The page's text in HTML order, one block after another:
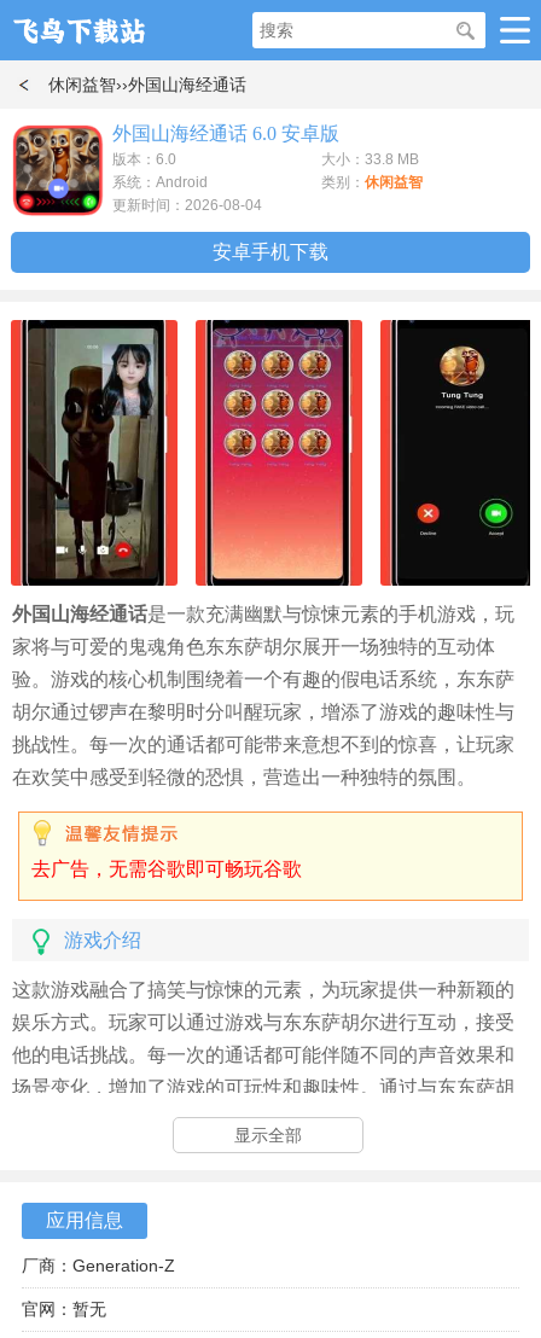
休闲益智››外国山海经通话
外国山海经通话 6.0 安卓版
版本：6.0
大小：33.8 MB
系统：Android
类别： 休闲益智
更新时间：2026-08-04
安卓手机下载
外国山海经通话是一款充满幽默与惊悚元素的手机游戏，玩
家将与可爱的鬼魂角色东东萨胡尔展开一场独特的互动体
验。游戏的核心机制围绕着一个有趣的假电话系统，东东萨
胡尔通过锣声在黎明时分叫醒玩家，增添了游戏的趣味性与
挑战性。每一次的通话都可能带来意想不到的惊喜，让玩家
在欢笑中感受到轻微的恐惧，营造出一种独特的氛围。
去广告，无需谷歌即可畅玩谷歌
游戏介绍
这款游戏融合了搞笑与惊悚的元素，为玩家提供一种新颖的
娱乐方式。玩家可以通过游戏与东东萨胡尔进行互动，接受
他的电话挑战。每一次的通话都可能伴随不同的声音效果和
场景变化，增加了游戏的可玩性和趣味性。通过与东东萨胡
尔的互动，玩家将体验到一种独特的文化氛围，感受到黎明
时分的神秘与欢乐。
显示全部
应用信息
厂商：Generation-Z
官网：暂无